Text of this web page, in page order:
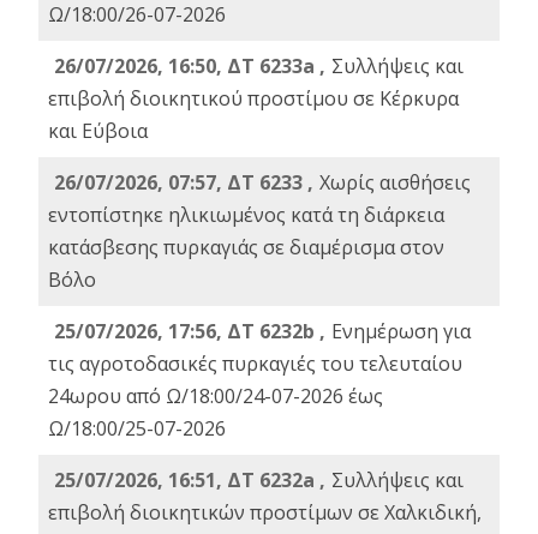
Ω/18:00/26-07-2026
26/07/2026, 16:50, ΔΤ 6233a , Συλλήψεις και
επιβολή διοικητικού προστίμου σε Κέρκυρα
και Εύβοια
26/07/2026, 07:57, ΔΤ 6233 , Χωρίς αισθήσεις
εντοπίστηκε ηλικιωμένος κατά τη διάρκεια
κατάσβεσης πυρκαγιάς σε διαμέρισμα στον
Βόλο
25/07/2026, 17:56, ΔΤ 6232b , Ενημέρωση για
τις αγροτοδασικές πυρκαγιές του τελευταίου
24ωρου από Ω/18:00/24-07-2026 έως
Ω/18:00/25-07-2026
25/07/2026, 16:51, ΔΤ 6232a , Συλλήψεις και
επιβολή διοικητικών προστίμων σε Χαλκιδική,